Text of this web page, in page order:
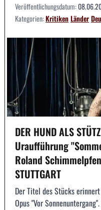
Veröffentlichungsdatum:
Kategorien:KritikenLänder
DER HUND ALS
Uraufführung
Roland
STUTTGART
Der Titel des Stücks
Opus "Vor